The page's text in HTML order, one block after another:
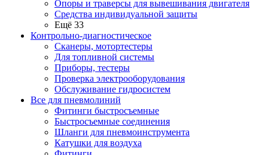
Опоры и траверсы для вывешивания двигателя
Средства индивидуальной защиты
Ещё 33
Контрольно-диагностическое
Сканеры, мотортестеры
Для топливной системы
Приборы, тестеры
Проверка электрооборудования
Обслуживание гидросистем
Все для пневмолиний
Фитинги быстросъемные
Быстросъемные соединения
Шланги для пневмоинструмента
Катушки для воздуха